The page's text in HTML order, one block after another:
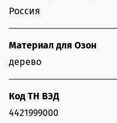
Россия
Материал для Озон
дерево
Код ТН ВЭД
4421999000